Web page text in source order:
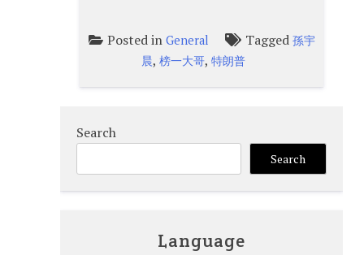
Posted in General Tagged 孫宇
晨,榜一大哥,特朗普
Search
Search
Language